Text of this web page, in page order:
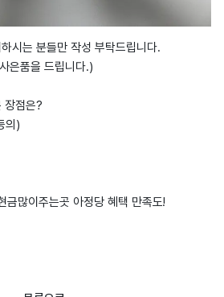
시는 분들만 작성 부탁드립니다.
은품을 드립니다.)
장점은?
의)
많이주는곳 아정당 혜택 만족도!